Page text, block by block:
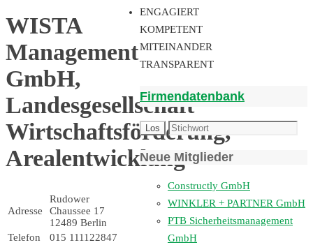
WISTA
Management
GmbH,
Landesgesellschaft
Wirtschaftsförderung,
Arealentwicklung
Adresse
Rudower
Chaussee 17
12489 Berlin
Telefon
015 111122847
ENGAGIERT
KOMPETENT
MITEINANDER
TRANSPARENT
Firmendatenbank
Neue Mitglieder
Constructly GmbH
WINKLER + PARTNER GmbH
PTB Sicherheitsmanagement
GmbH